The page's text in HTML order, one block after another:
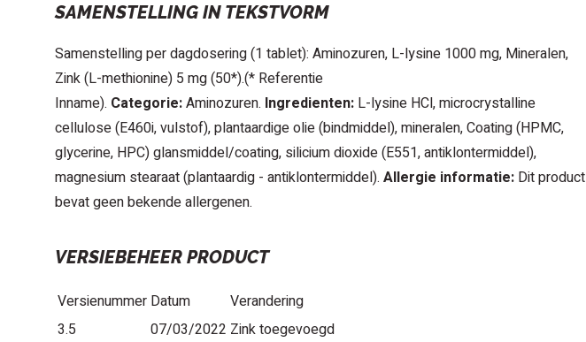
SAMENSTELLING IN TEKSTVORM
Samenstelling per dagdosering (1 tablet): Aminozuren, L-lysine 1000 mg, Mineralen,
Zink (L-methionine) 5 mg (50*).(* Referentie
Inname). Categorie:Aminozuren. Ingredienten: L-lysine HCl, microcrystalline
cellulose (E460i, vulstof), plantaardige olie (bindmiddel), mineralen, Coating (HPMC,
glycerine, HPC) glansmiddel/coating, silicium dioxide (E551, antiklontermiddel),
magnesium stearaat (plantaardig - antiklontermiddel). Allergie informatie: Dit product
bevat geen bekende allergenen.
VERSIEBEHEER PRODUCT
Versienummer Datum
Verandering
3.5
07/03/2022 Zink toegevoegd